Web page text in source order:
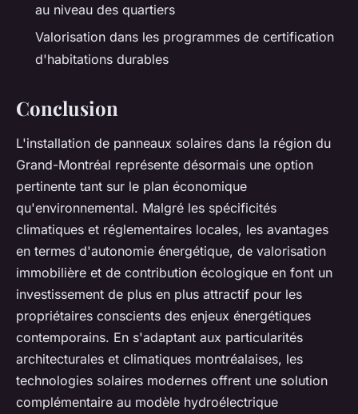
au niveau des quartiers
Valorisation dans les programmes de certification
d'habitations durables
Conclusion
L'installation de panneaux solaires dans la région du
Grand-Montréal représente désormais une option
pertinente tant sur le plan économique
qu'environnemental. Malgré les spécificités
climatiques et réglementaires locales, les avantages
en termes d'autonomie énergétique, de valorisation
immobilière et de contribution écologique en font un
investissement de plus en plus attractif pour les
propriétaires conscients des enjeux énergétiques
contemporains. En s'adaptant aux particularités
architecturales et climatiques montréalaises, les
technologies solaires modernes offrent une solution
complémentaire au modèle hydroélectrique